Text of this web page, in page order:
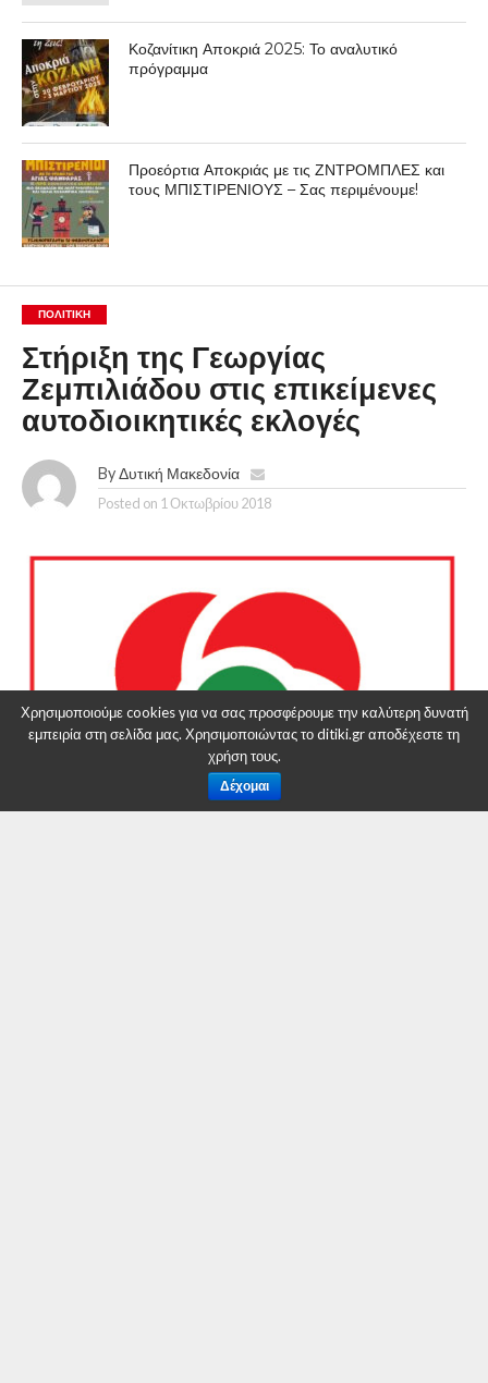
Κοζανίτικη Αποκριά 2025: Το αναλυτικό
πρόγραμμα
Προεόρτια Αποκριάς με τις ΖΝΤΡΟΜΠΛΕΣ και
τους ΜΠΙΣΤΙΡΕΝΙΟΥΣ – Σας περιμένουμε!
ΠΟΛΙΤΙΚΉ
Στήριξη της Γεωργίας
Ζεμπιλιάδου στις επικείμενες
αυτοδιοικητικές εκλογές
By Δυτική Μακεδονία
Posted on 1 Οκτωβρίου 2018
Χρησιμοποιούμε cookies για να σας προσφέρουμε την καλύτερη δυνατή
εμπειρία στη σελίδα μας. Χρησιμοποιώντας το ditiki.gr αποδέχεστε τη
χρήση τους.
Δέχομαι